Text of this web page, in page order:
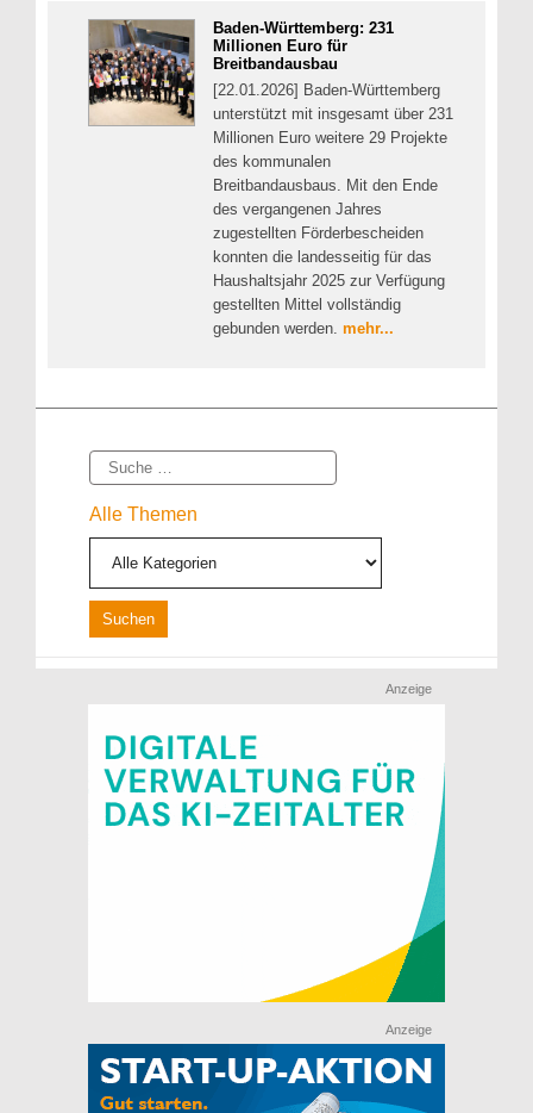
Baden-Württemberg: 231
Millionen Euro für
Breitbandausbau
[22.01.2026] Baden-Württemberg
unterstützt mit insgesamt über 231
Millionen Euro weitere 29 Projekte
des kommunalen
Breitbandausbaus. Mit den Ende
des vergangenen Jahres
zugestellten Förderbescheiden
konnten die landesseitig für das
Haushaltsjahr 2025 zur Verfügung
gestellten Mittel vollständig
gebunden werden. mehr...
Suche
Alle Themen
Anzeige
Anzeige